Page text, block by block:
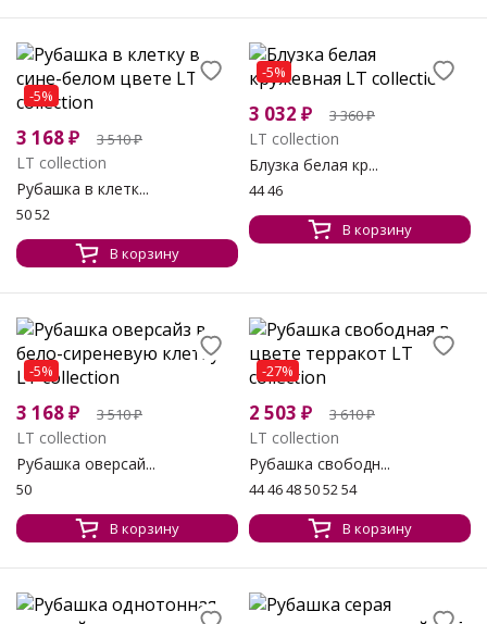
-5%
3 168₽ 3 510₽
LT collection
Рубашка в клетк...
50 52
В корзину
-5%
3 032 ₽ 3 360₽
LT collection
Блузка белая кр...
44 46
В корзину
-5%
3 168₽ 3 510₽
LT collection
Рубашка оверсай...
50
В корзину
-27%
2 503 ₽ 3 610₽
LT collection
Рубашка свободн...
44 46 48 50 52 54
В корзину